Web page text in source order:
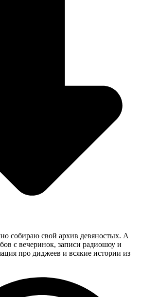
собираю свой архив девяностых. А
с вечеринок, записи радиошоу и
про диджеев и всякие истории из